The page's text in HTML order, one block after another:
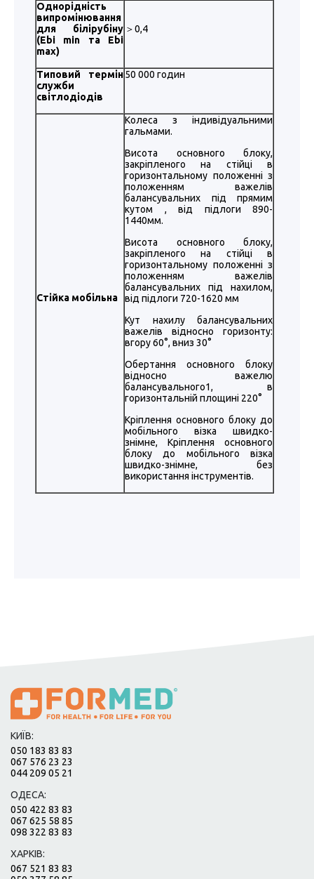
Однорідність
випромінювання
для білірубіну
(Ebi min та Ebi
max)
＞0,4
Типовий термін
служби
світлодіодів
50 000 годин
Стійка мобільна
Колеса з індивідуальними
гальмами.
Висота основного блоку,
закріпленого на стійці в
горизонтальному положенні з
положенням важелів
балансувальних під прямим
кутом , від підлоги 890-
1440мм.
Висота основного блоку,
закріпленого на стійці в
горизонтальному положенні з
положенням важелів
балансувальних під нахилом,
від підлоги 720-1620 мм
Кут нахилу балансувальних
важелів відносно горизонту:
вгору 60°, вниз 30°
Обертання основного блоку
відносно важелю
балансувального1, в
горизонтальній площині 220°
Кріплення основного блоку до
мобільного візка швидко-
знімне, Кріплення основного
блоку до мобільного візка
швидко-знімне, без
використання інструментів.
КИЇВ:
050 183 83 83
067 576 23 23
044 209 05 21
ОДЕСА:
050 422 83 83
067 625 58 85
098 322 83 83
ХАРКІВ:
067 521 83 83